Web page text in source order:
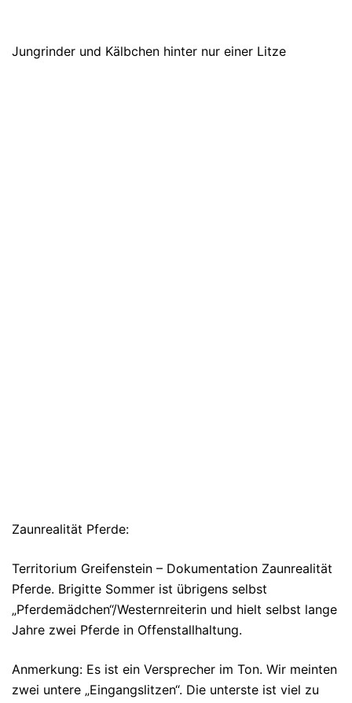
Jungrinder und Kälbchen hinter nur einer Litze
Zaunrealität Pferde:
Territorium Greifenstein – Dokumentation Zaunrealität
Pferde. Brigitte Sommer ist übrigens selbst
„Pferdemädchen“/Westernreiterin und hielt selbst lange
Jahre zwei Pferde in Offenstallhaltung.
Anmerkung: Es ist ein Versprecher im Ton. Wir meinten
zwei untere „Eingangslitzen“. Die unterste ist viel zu